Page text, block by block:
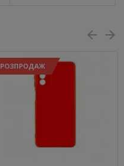
РОЗПРОДАЖ